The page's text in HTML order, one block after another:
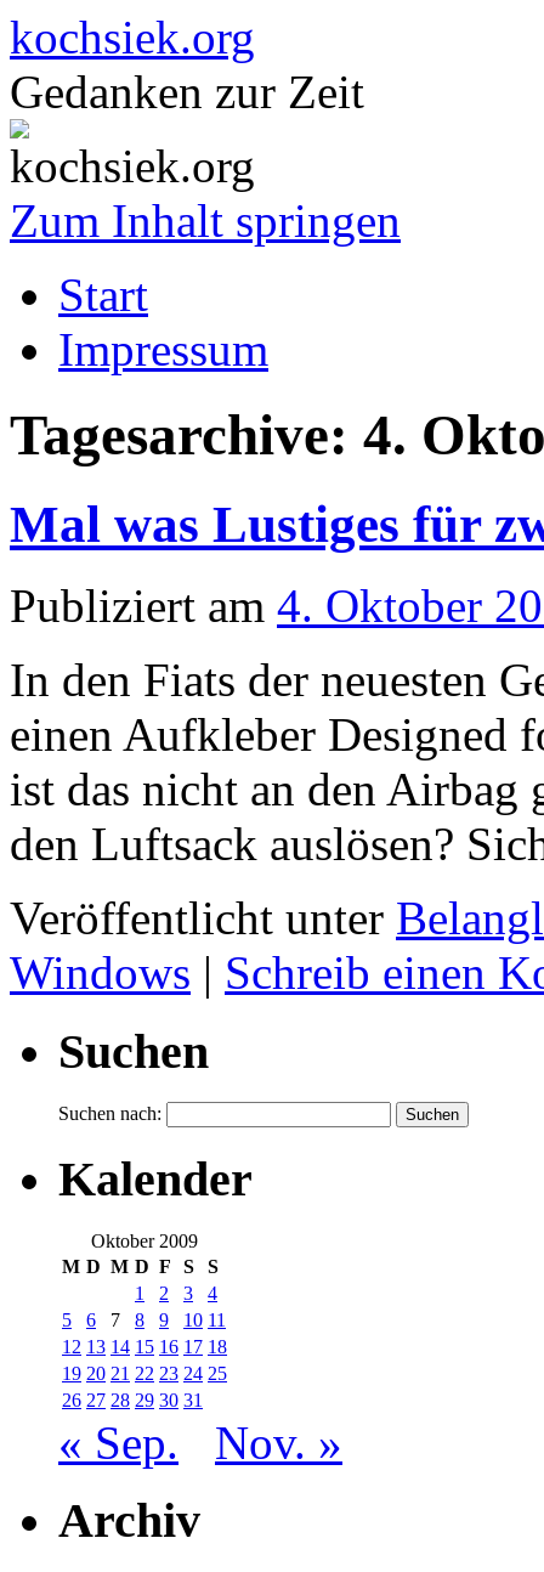
kochsiek.org
Gedanken zur Zeit
Zum Inhalt springen
Start
Impressum
Tagesarchive: 4.
Mal was Lustiges für
Publiziert am 4. Oktober
In den Fiats der neuesten
einen Aufkleber
ist das nicht an den
den Luftsack auslösen?
Veröffentlicht unter
Windows | Schreib einen
Suchen
Suchen nach:
Kalender
Oktober 2009
M D M D F S
S
1
2 3
4
5
6 7 8 9 10 11
12 13 14 15 16 17 18
19 20 21 22 23 24 25
26 27 28 29 30 31
« Sep. Nov. »
Archiv